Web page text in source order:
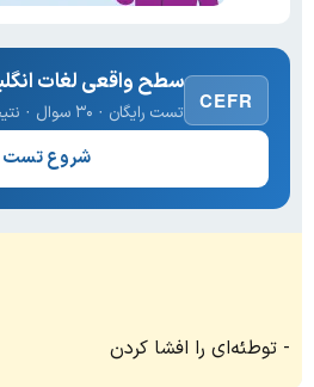
CEFR
سطح واقعی لغات
تست رایگان · ۳۰ سوال · نتیجه فوری
شروع تست
توطئه‌ای را افشا کردن